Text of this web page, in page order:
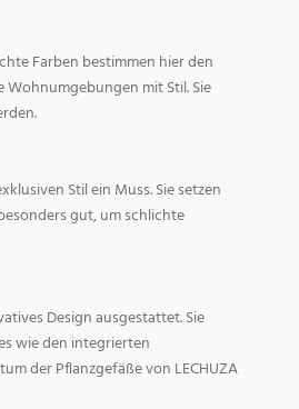
Farben bestimmen hier den
mit Stil. Sie
Stil ein Muss. Sie setzen
gut, um schlichte
Design ausgestattet. Sie
wie den integrierten
der Pflanzgefäße von LECHUZA